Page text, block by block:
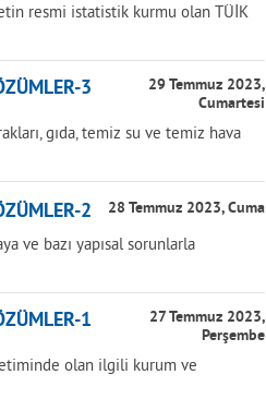
resmi istatistik kurmu olan TÜİK
3
29 Temmuz 2023,
Cumartesi
gıda, temiz su ve temiz hava
2 28 Temmuz 2023, Cuma
ve bazı yapısal sorunlarla
1
27 Temmuz 2023,
Perşembe
olan ilgili kurum ve